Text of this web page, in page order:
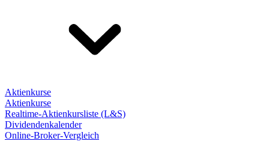
Aktienkurse
Aktienkurse
Realtime-Aktienkursliste (L&S)
Dividendenkalender
Online-Broker-Vergleich